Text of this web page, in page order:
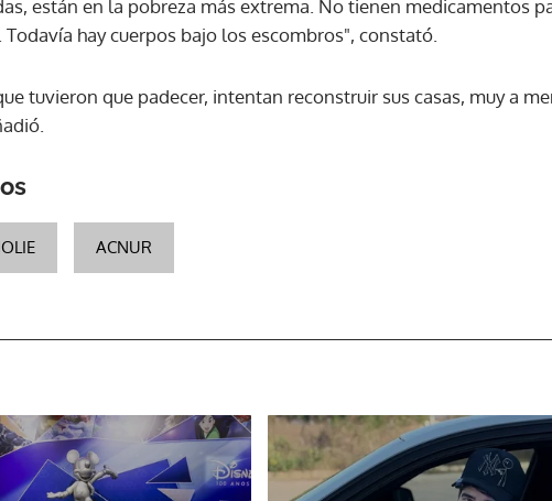
están en la pobreza más extrema. No tienen medicamentos
hay cuerpos bajo los escombros", constató.
tuvieron que padecer, intentan reconstruir sus casas, muy a
ACNUR